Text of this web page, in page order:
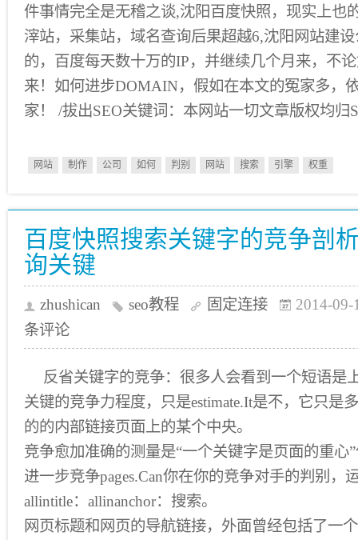
件事情完全是无稽之谈,沈阳百度快照，现实上也
滓站，采集站，域名查询后果超越6,沈阳网站建
的，百度每天数十万的IP，并继续几个月来，不
来！如何进步DOMAIN，假如在本文的冤家多，
家！ /拔出SEO关键词：本网站一切文章版权均归
网站 制作 公司 如何 判别 网站 搜索 引擎 权重
百度快照搜索关键字的竞争剖
询关键
zhushican seo教程 固定连接
2014-09-
条评论
反省关键字的竞争：很多人会看到一个短语是
关键的竞争力程度，只是estimate.It是不，它只是
的的内部链接页面上的某个中央。
竞争愈加准确的测量是“一个关键字是页面的重心
进一步竞争pages.Can你在你的竞争对手的判别，
allintitle：allinanchor：搜索。
网页标题和网页的导航链接，外面曾经包括了一